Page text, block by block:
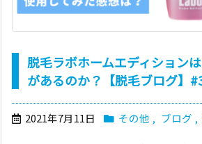
脱毛ラボホームエディション
があるのか？【脱毛ブログ】
2021年7月11日 その他 , ブログ ,